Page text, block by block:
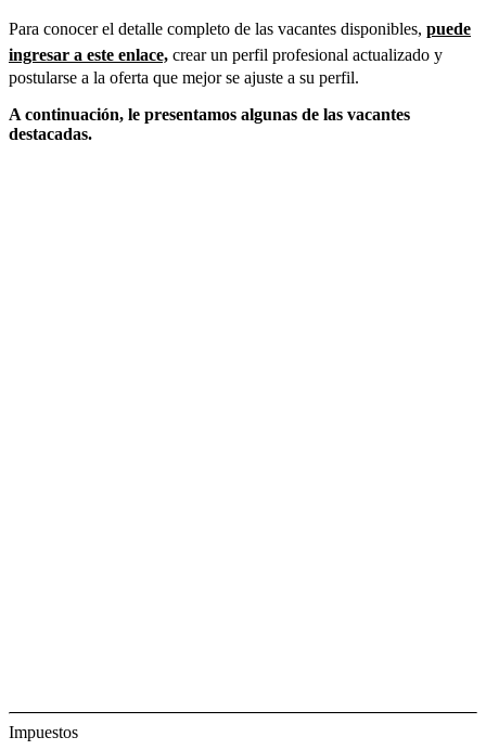
Para conocer el detalle completo de las vacantes disponibles, puede
ingresar a este enlace, crear un perfil profesional actualizado y
postularse a la oferta que mejor se ajuste a su perfil.
A continuación, le presentamos algunas de las vacantes
destacadas.
Impuestos